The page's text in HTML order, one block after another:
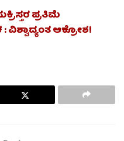
ಪ್ರತಿಮೆ
ಆಕ್ರೋಶ!